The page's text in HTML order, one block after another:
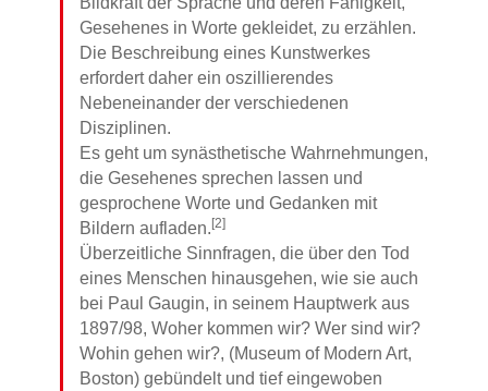
Gesehenes in Worte gekleidet, zu erzählen.
Die Beschreibung eines Kunstwerkes
erfordert daher ein oszillierendes
Nebeneinander der verschiedenen
Disziplinen.
Es geht um synästhetische Wahrnehmungen,
die Gesehenes sprechen lassen und
gesprochene Worte und Gedanken mit
Bildern aufladen.[2]
Überzeitliche Sinnfragen, die über den Tod
eines Menschen hinausgehen, wie sie auch
bei Paul Gaugin, in seinem Hauptwerk aus
1897/98, Woher kommen wir? Wer sind wir?
Wohin gehen wir?, (Museum of Modern Art,
Boston) gebündelt und tief eingewoben